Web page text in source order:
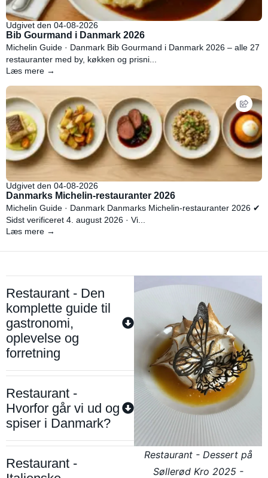
Udgivet den 04-08-2026
Bib Gourmand i Danmark 2026
Michelin Guide · Danmark Bib Gourmand i Danmark 2026 – alle 27
restauranter med by, køkken og prisni...
Læs mere →
Udgivet den 04-08-2026
Danmarks Michelin-restauranter 2026
Michelin Guide · Danmark Danmarks Michelin-restauranter 2026 ✔
Sidst verificeret 4. august 2026 · Vi...
Læs mere →
Restaurant - Den
komplette guide til
gastronomi,
oplevelse og
forretning
Restaurant -
Hvorfor går vi ud og
spiser i Danmark?
Restaurant -
Restaurant - Dessert på
Søllerød Kro 2025 -